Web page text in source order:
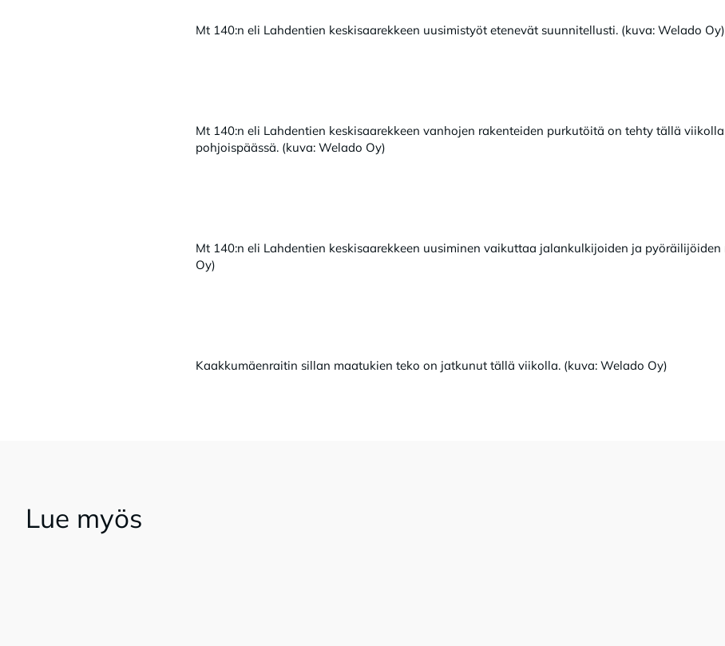
Mt 140:n eli Lahdentien keskisaarekkeen uusimistyöt etenevät suunnitellusti. (kuva: Welado Oy)
Mt 140:n eli Lahdentien keskisaarekkeen vanhojen rakenteiden purkutöitä on tehty tällä
pohjoispäässä. (kuva: Welado Oy)
Mt 140:n eli Lahdentien keskisaarekkeen uusiminen vaikuttaa jalankulkijoiden ja
Oy)
Kaakkumäenraitin sillan maatukien teko on jatkunut tällä viikolla. (kuva: Welado Oy)
Lue myös